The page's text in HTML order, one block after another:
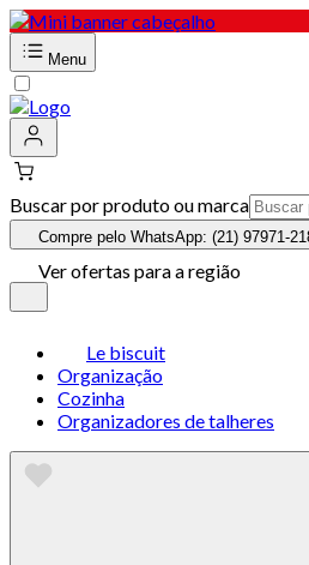
Menu
Buscar por produto ou marca
Compre pelo WhatsApp: (21) 97971-
Ver ofertas para a região
Le biscuit
Organização
Cozinha
Organizadores de talheres